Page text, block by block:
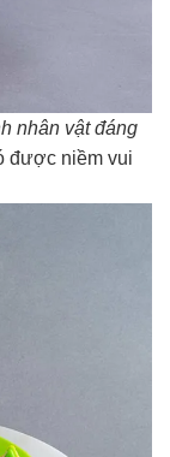
nhân vật đáng
được niềm vui